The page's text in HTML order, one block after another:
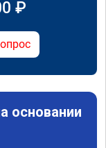
₽
основании